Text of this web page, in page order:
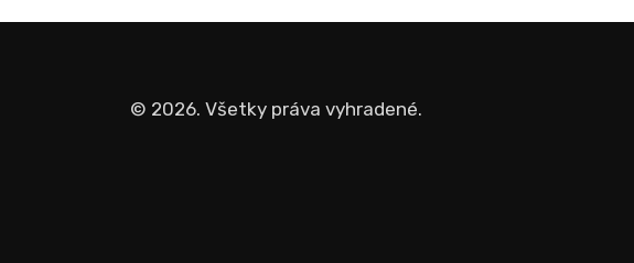
© 2026. Všetky práva vyhradené.